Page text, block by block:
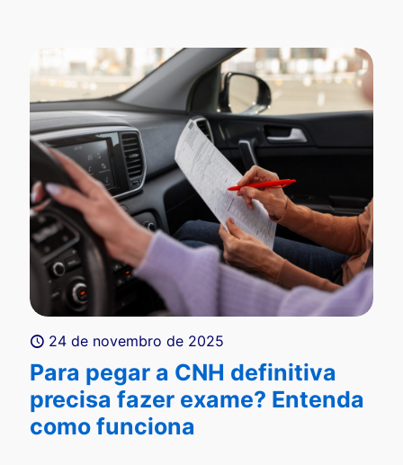
24 de novembro de 2025
Para pegar a CNH definitiva
precisa fazer exame? Entenda
como funciona